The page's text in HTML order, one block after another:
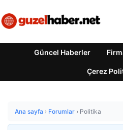
Güncel Haberler
Çerez
Ana sayfa › Forumlar › Politika